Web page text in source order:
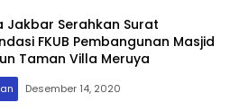
Jakbar Serahkan Surat
FKUB Pembangunan Masjid
Taman Villa Meruya
Desember 14, 2020